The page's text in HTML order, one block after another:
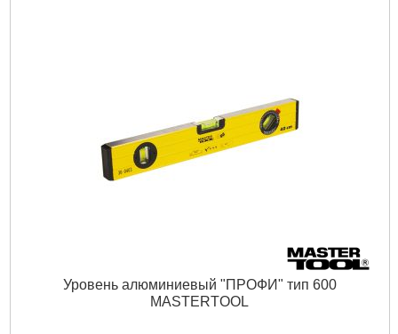
Уровень алюминиевый "ПРОФИ" тип 600
MASTERTOOL